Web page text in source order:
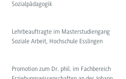
Sozialpädagogik
Lehrbeauftragte im Masterstudiengang
Soziale Arbeit, Hochschule Esslingen
Promotion zum Dr. phil. im Fachbereich